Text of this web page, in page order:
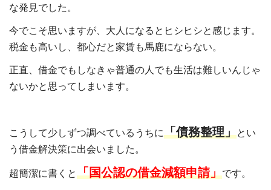
な発見でした。
今でこそ思いますが、大人になるとヒシヒシと感じます。
税金も高いし、都心だと家賃も馬鹿にならない。
正直、借金でもしなきゃ普通の人でも生活は難しいんじゃ
ないかと思ってしまいます。
こうして少しずつ調べているうちに「債務整理」とい
う借金解決策に出会いました。
超簡潔に書くと「国公認の借金減額申請」です。